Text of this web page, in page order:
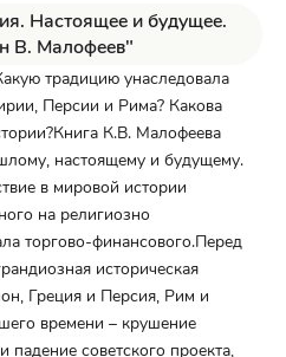
Настоящее и будущее.
В. Малофеев"
традицию унаследовала
Персии и Рима? Какова
К.В. Малофеева
настоящему и будущему.
в мировой истории
на религиозно
торгово-финансового.Перед
историческая
Греция и Персия, Рим и
времени – крушение
советского проекта,